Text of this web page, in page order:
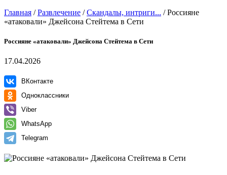
Главная /Развлечение /Скандалы, интриги... /Россияне
«атаковали» Джейсона Стейтема в Сети
Россияне «атаковали» Джейсона Стейтема в Сети
17.04.2026
ВКонтакте
Одноклассники
Viber
WhatsApp
Telegram